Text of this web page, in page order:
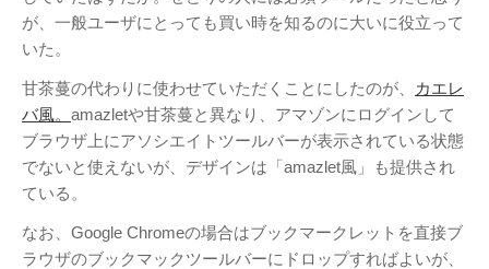
玉川 修理 再開発 品薄 映画館
有効期限
害
アーカイブ
が、一般ユーザにとっても買い時を知るのに大いに役立って
いた。
甘茶蔓の代わりに使わせていただくことにしたのが、
カエレ
バ風。 amazletや甘茶蔓と異なり、アマゾンにログインして
ブラウザ上にアソシエイトツールバーが表示されている状態
でないと使えないが、デザインは「amazlet風」も提供され
ている。
なお、Google Chromeの場合はブックマークレットを直接ブ
ラウザのブックマックツールバーにドロップすればよいが、